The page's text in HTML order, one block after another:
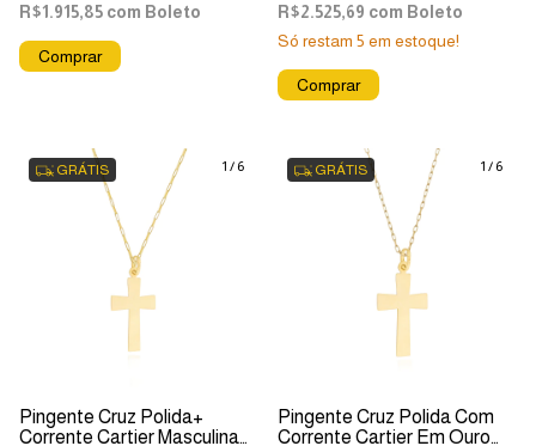
R$1.915,85 com Boleto
Comprar
R$2.525,69 com Boleto
Só restam 5 em estoque!
1 / 6
GRÁTIS
Pingente Cruz Polida+
Corrente Cartier Masculina
1 / 6
GRÁTIS
Pingente Cruz Polida Com
Corrente Cartier Em Ouro